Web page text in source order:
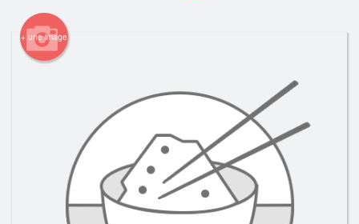
Inscription
Panier (0)
Rechercher
+ une image